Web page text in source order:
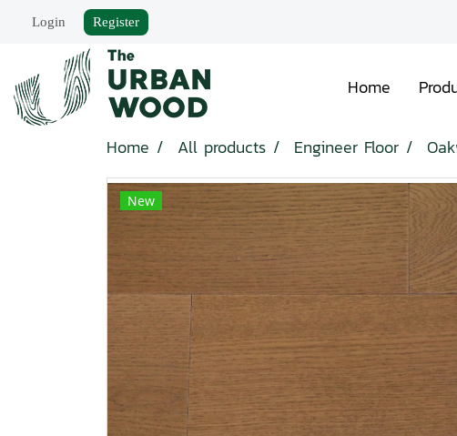
Login Register
Home
Home All products Engineer Floor
New